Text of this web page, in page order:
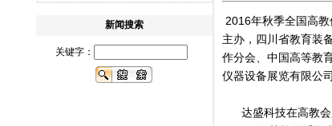
新闻搜索
关键字：
2016年秋季全国高
主办，四川省教育装
作分会、中国高等教
仪器设备展览有限公司
达盛科技在高教会